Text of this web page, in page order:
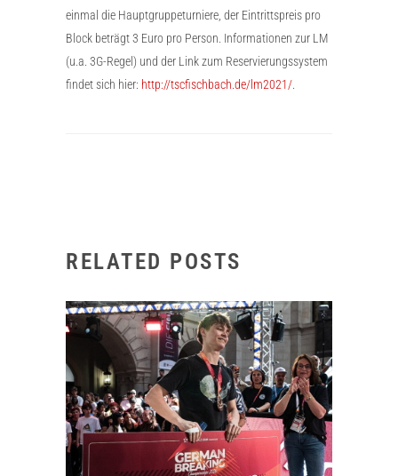
einmal die Hauptgruppeturniere, der Eintrittspreis pro
Block beträgt 3 Euro pro Person. Informationen zur LM
(u.a. 3G-Regel) und der Link zum Reservierungssystem
findet sich hier: http://tscfischbach.de/lm2021/
RELATED POSTS